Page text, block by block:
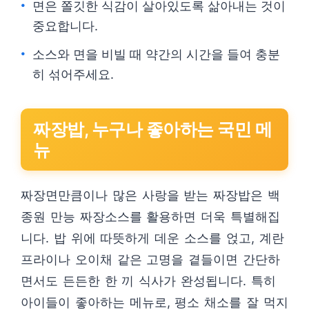
면은 쫄깃한 식감이 살아있도록 삶아내는 것이
중요합니다.
소스와 면을 비빌 때 약간의 시간을 들여 충분
히 섞어주세요.
짜장밥, 누구나 좋아하는 국민 메
뉴
짜장면만큼이나 많은 사랑을 받는 짜장밥은 백
종원 만능 짜장소스를 활용하면 더욱 특별해집
니다. 밥 위에 따뜻하게 데운 소스를 얹고, 계란
프라이나 오이채 같은 고명을 곁들이면 간단하
면서도 든든한 한 끼 식사가 완성됩니다. 특히
아이들이 좋아하는 메뉴로, 평소 채소를 잘 먹지